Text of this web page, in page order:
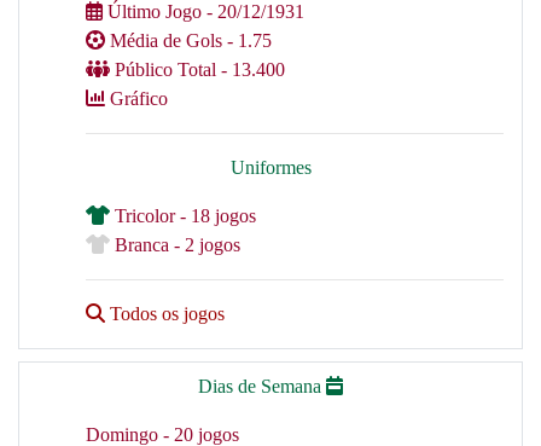
Último Jogo - 20/12/1931
Média de Gols - 1.75
Público Total - 13.400
Gráfico
Uniformes
Tricolor - 18 jogos
Branca - 2 jogos
Todos os jogos
Dias de Semana
Domingo - 20 jogos